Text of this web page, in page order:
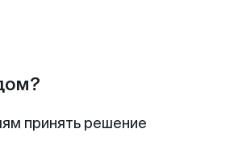
принять решение